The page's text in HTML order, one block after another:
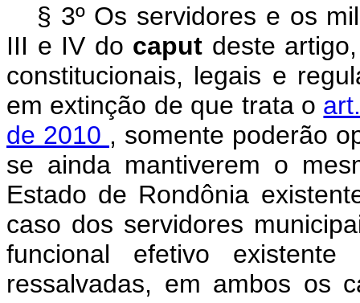
§ 3º Os servidores e os
III e IV do caput deste
constitucionais, legais e
em extinção de que trata o
de 2010 , somente poderão
se ainda mantiverem o
Estado de Rondônia
caso dos servidores
funcional efetivo
ressalvadas, em ambos os